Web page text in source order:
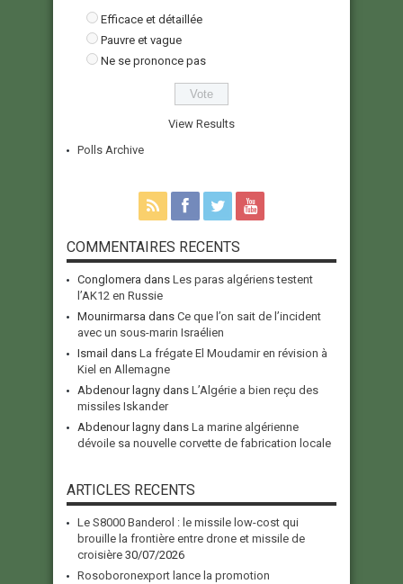
Efficace et détaillée
Pauvre et vague
Ne se prononce pas
View Results
Polls Archive
COMMENTAIRES RECENTS
Conglomera dans Les paras algériens testent
l’AK12 en Russie
Mounirmarsa dans Ce que l’on sait de l’incident
avec un sous-marin Israélien
Ismail dans La frégate El Moudamir en révision à
Kiel en Allemagne
Abdenour lagny dans L’Algérie a bien reçu des
missiles Iskander
Abdenour lagny dans La marine algérienne
dévoile sa nouvelle corvette de fabrication locale
ARTICLES RECENTS
Le S8000 Banderol : le missile low-cost qui
brouille la frontière entre drone et missile de
croisière 30/07/2026
Rosoboronexport lance la promotion